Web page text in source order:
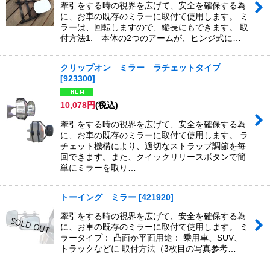
牽引をする時の視界を広げて、安全を確保する為
に、お車の既存のミラーに取付て使用します。 ミ
ラーは、回転しますので、縦長にもできます。 取
付方法1. 本体の2つのアームが、ヒンジ式に…
クリップオン ミラー ラチェットタイプ
[923300]
10,078円(税込)
牽引をする時の視界を広げて、安全を確保する為
に、お車の既存のミラーに取付て使用します。 ラ
チェット機構により、適切なストラップ調節を毎
回できます。また、クイックリリースボタンで簡
単にミラーを取り…
トーイング ミラー [421920]
牽引をする時の視界を広げて、安全を確保する為
に、お車の既存のミラーに取付て使用します。 ミ
ラータイプ： 凸面か平面用途： 乗用車、SUV、
トラックなどに 取付方法（3枚目の写真参考…